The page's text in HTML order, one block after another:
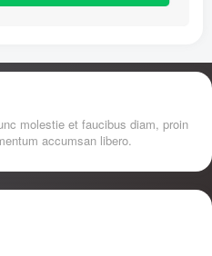
molestie et faucibus diam, proin
accumsan libero.